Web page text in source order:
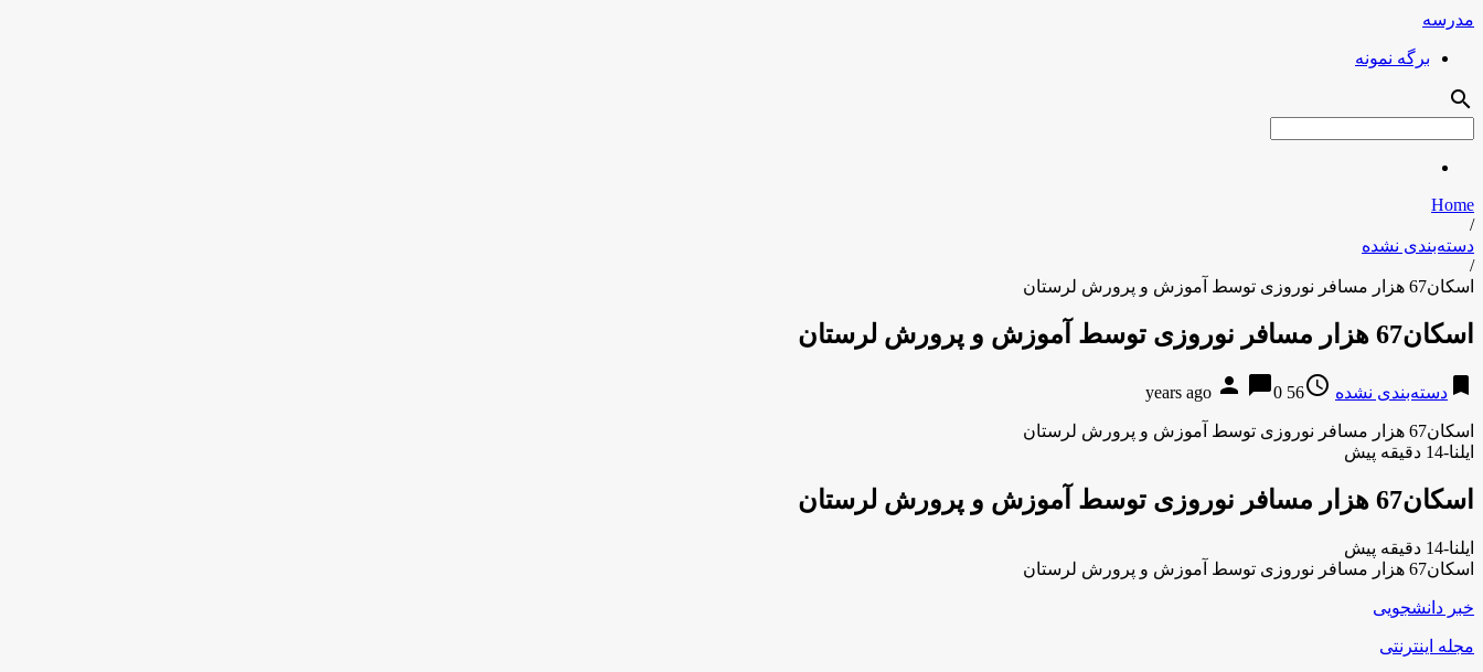
مدرسه
برگه نمونه
search
Home
/
دسته‌بندی نشده
/
اسکان67 هزار مسافر نوروزی توسط آموزش و پرورش لرستان
اسکان67 هزار مسافر نوروزی توسط آموزش و پرورش لرستان
bookmark دسته‌بندی نشده access_time
56 years ago
person chat_bubble0
اسکان67 هزار مسافر نوروزی توسط آموزش و پرورش لرستان
ایلنا-14 دقیقه پیش
اسکان67 هزار مسافر نوروزی توسط آموزش و پرورش لرستان
ایلنا-14 دقیقه پیش
اسکان67 هزار مسافر نوروزی توسط آموزش و پرورش لرستان
خبر دانشجویی
مجله اینترنتی